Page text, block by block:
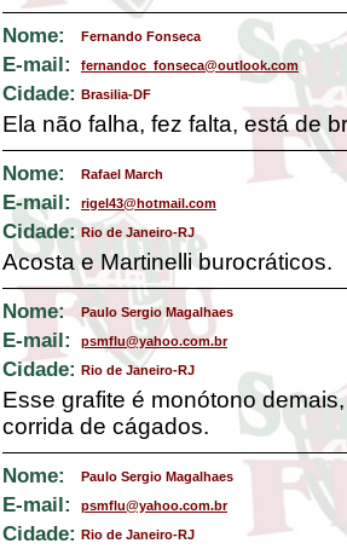
Nome: Fernando Fonseca
E-mail: fernandoc_fonseca@outlook.com
Cidade: Brasilia-DF
Ela não falha, fez falta, está de
Nome: Rafael March
E-mail: rigel43@hotmail.com
Cidade: Rio de Janeiro-RJ
Acosta e Martinelli burocráticos.
Nome: Paulo Sergio Magalhaes
E-mail: psmflu@yahoo.com.br
Cidade: Rio de Janeiro-RJ
Esse grafite é monótono
corrida de cágados.
Nome: Paulo Sergio Magalhaes
E-mail: psmflu@yahoo.com.br
Cidade: Rio de Janeiro-RJ